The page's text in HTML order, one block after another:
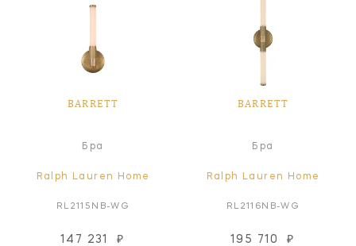
BARRETT
Бра
Ralph Lauren Home
RL2115NB-WG
147 231 ₽
BARRETT
Бра
Ralph Lauren Home
RL2116NB-WG
195 710 ₽